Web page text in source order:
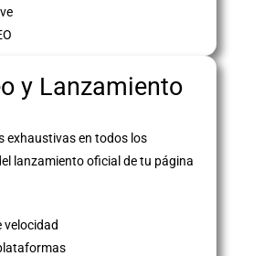
y Lanzamiento
exhaustivas en todos los
lanzamiento oficial de tu página
velocidad